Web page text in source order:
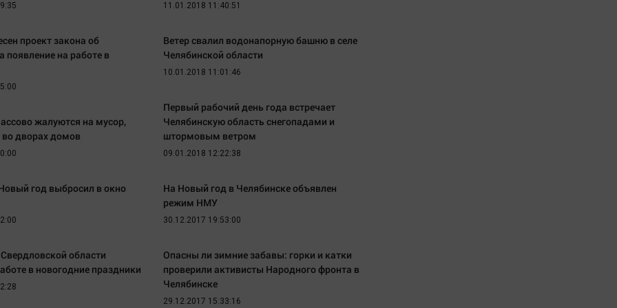
11.01.2018 11:40:51
проект закона об
появление на работе в
Ветер свалил водонапорную башню в селе
Челябинской области
10.01.2018 11:01:46
Первый рабочий день года встречает
Челябинскую область снегопадами и
штормовым ветром
09.01.2018 12:22:38
жалуются на мусор,
дворах домов
год выбросил в окно
На Новый год в Челябинске объявлен
режим НМУ
30.12.2017 19:53:00
области
в новогодние праздники
Опасны ли зимние забавы: горки и катки
проверили активисты Народного фронта в
Челябинске
29.12.2017 15:33:16